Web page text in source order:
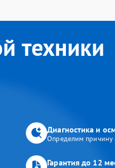
техники
Диагностика и
Определим причину
Гарантия до 12